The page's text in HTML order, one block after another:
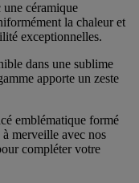
céramique
la chaleur et
exceptionnelles.
dans une sublime
apporte un zeste
emblématique formé
à merveille avec nos
compléter votre